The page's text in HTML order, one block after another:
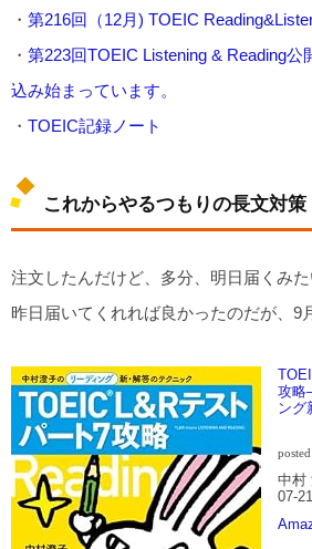
・ 第216回（12月) TOEIC
・ 第223回TOEIC Listening & Reading公
込み始まっています。
・ TOEIC記録ノート
これからやるつもりの長文対策
注文したんだけど、多分、明日届くみた
昨日届いてくれれば良かったのだが、9
攻
ング
中村
07-21